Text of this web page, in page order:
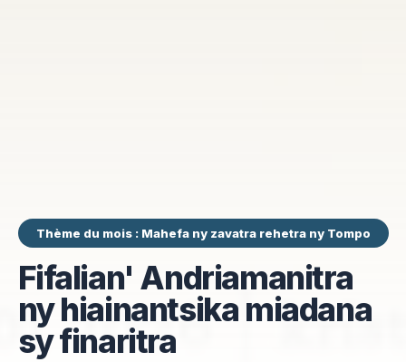
Thème du mois : Mahefa ny zavatra rehetra ny Tompo
Fifalian' Andriamanitra
ny hiainantsika miadana
sy finaritra